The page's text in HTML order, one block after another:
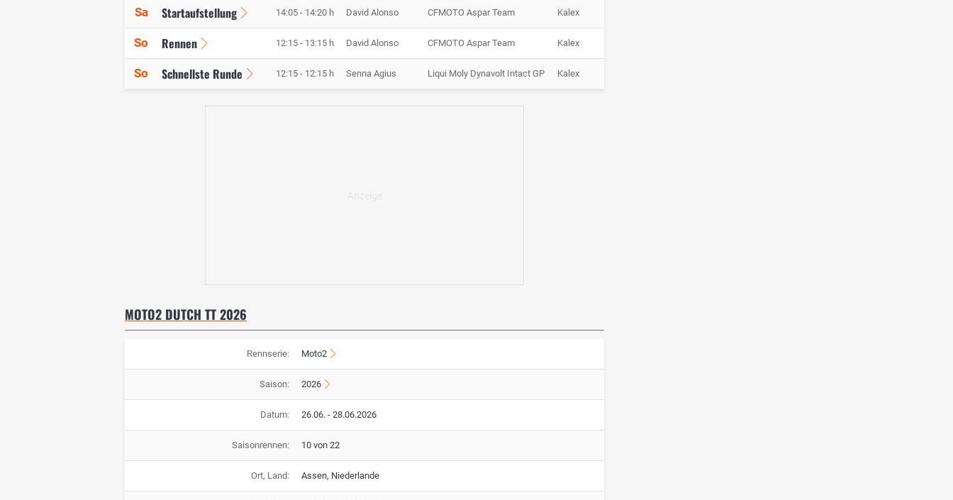
Sa Startaufstellung 14:05 - 14:20 h David Alonso CFMOTO Aspar Team Kalex
So Rennen 12:15 - 13:15 h David Alonso CFMOTO Aspar Team Kalex
So Schnellste Runde 12:15 - 12:15 h Senna Agius Liqui Moly Dynavolt Intact GP Kalex
MOTO2 DUTCH TT 2026
Rennserie: Moto2
Saison: 2026
Datum: 26.06. - 28.06.2026
Saisonrennen: 10 von 22
Ort, Land: Assen, Niederlande